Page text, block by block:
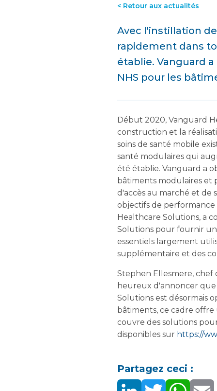
< Retour aux actualités
Avec l'instillation
rapidement dans
établie. Vanguard
NHS pour les
Début 2020, Vanguard
construction et la
soins de santé mobile
santé modulaires qui
été établie. Vanguard a
bâtiments modulaires et
d'accès au marché et de
objectifs de
Healthcare Solutions, a
Solutions pour fournir
essentiels largement
supplémentaire et des
Stephen Ellesmere, chef
heureux d'annoncer
Solutions est désormais
bâtiments, ce cadre
couvre des solutions
disponibles sur https://
Partagez ceci :